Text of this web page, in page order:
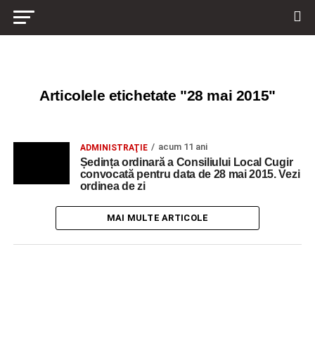
Articolele etichetate "28 mai 2015"
ADMINISTRAŢIE acum 11 ani
Ședința ordinară a Consiliului Local Cugir
convocată pentru data de 28 mai 2015. Vezi
ordinea de zi
MAI MULTE ARTICOLE